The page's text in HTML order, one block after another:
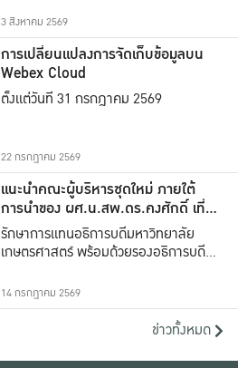
3 สิงหาคม 2569
การเปลี่ยนแปลงการจัดเก็บข้อมูลบน
Webex Cloud
ตั้งแต่วันที่ 31 กรกฎาคม 2569
22 กรกฎาคม 2569
แนะนำคณะผู้บริหารชุดใหม่ ภายใต้
การนำของ ผศ.น.สพ.ดร.คงศักดิ์ เที่ยง
ธรรม
รักษาการแทนอธิการบดีมหาวิทยาลัย
เกษตรศาสตร์ พร้อมด้วยรองอธิการบดีทั้ง
14 กรกฎาคม 2569
ข่าวทั้งหมด